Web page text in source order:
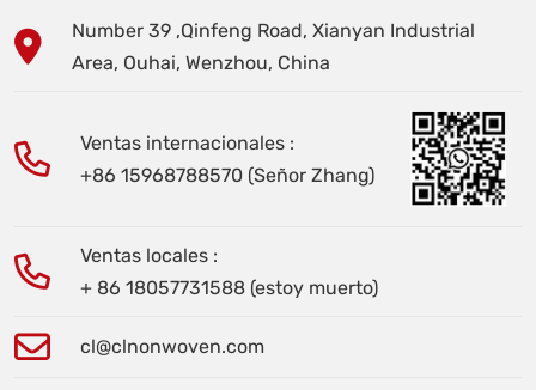
Number 39 ,Qinfeng Road, Xianyan Industrial
Area, Ouhai, Wenzhou, China
Ventas internacionales :
+86 15968788570 (Señor Zhang)
Ventas locales :
+ 86 18057731588 (estoy muerto)
cl@clnonwoven.com